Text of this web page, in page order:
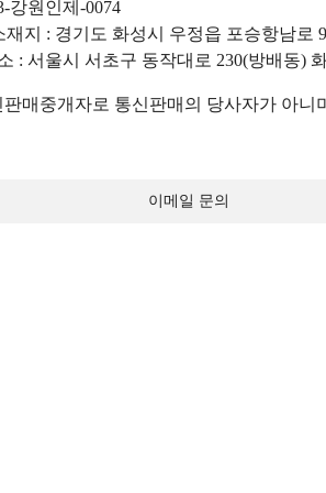
강원인제-0074
지 : 경기도 화성시 우정읍 포승항남로
: 서울시 서초구 동작대로 230(방배동)
매중개자로 통신판매의 당사자가 아
이메일 문의